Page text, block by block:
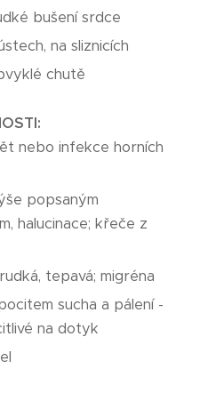
bušení srdce
na sliznicích
chutě
nebo infekce horních
popsaným
halucinace; křeče z
tepavá; migréna
sucha a pálení -
na dotyk